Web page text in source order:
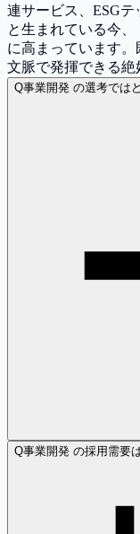
連サービス、ESG
と生まれている今
に高まっています
文脈で発揮できる絶
Q事業開発 の選考では
Q事業開発 の採用需要